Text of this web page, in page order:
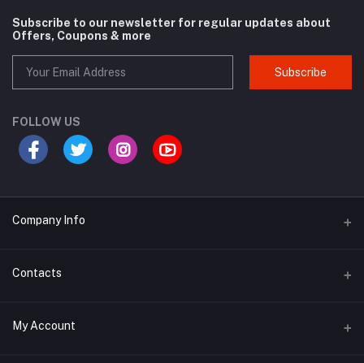
Subscribe to our newsletter for regular updates about
Offers, Coupons & more
Subscribe
FOLLOW US
Company Info
Why Buy From Us?
Privacy Policy
Contacts
Address
My Account